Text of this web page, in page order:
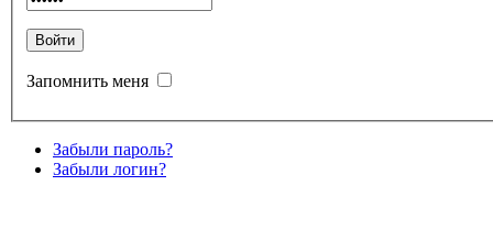
Запомнить меня
Забыли пароль?
Забыли логин?